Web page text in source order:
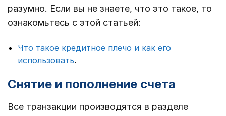
разумно. Если вы не знаете, что это такое, то
ознакомьтесь с этой статьей:
Что такое кредитное плечо и как его
использовать.
Снятие и пополнение счета
Все транзакции производятся в разделе